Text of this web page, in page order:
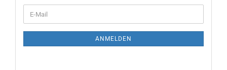
ZUR
E-
Mail
ANMELDEN